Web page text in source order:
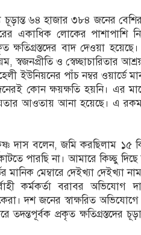
৬৪ হাজার ৩৮৪ জনের
একাধিক লোকের পাশাপাশি
বাদ দেওয়া
স্বজনপ্রীতি ও স্বেচ্ছাচারিতার
ইউনিয়নের পাঁচ নম্বর ওয়ার্ডে
কোন ক্ষয়ক্ষতি হয়নি। এর
আওতায় আনা হয়েছে। এ রকম
দাস বলেন, জমি করছিলাম ১৫
পারছি না। আমারে কিচ্ছু দিছে
মানিক মেম্বারে দেইখ্যা দেইখ্যা
কর্মকর্তা বরাবর অভিযোগ
দশ জনের স্বাক্ষরিত
প্রকৃত ক্ষতিগ্রস্তদের